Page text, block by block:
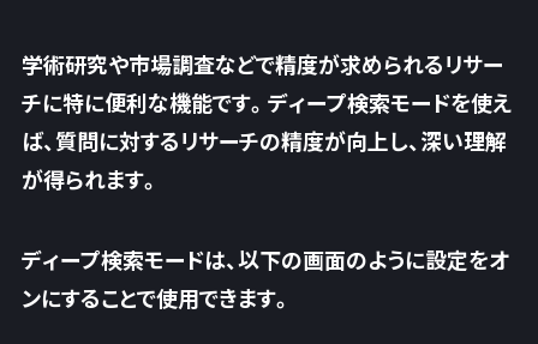
学術研究や市場調査などで精度が求められるリサー
チに特に便利な機能です。ディープ検索モードを使え
ば、質問に対するリサーチの精度が向上し、深い理解
が得られます。
ディープ検索モードは、以下の画面のように設定をオ
ンにすることで使用できます。